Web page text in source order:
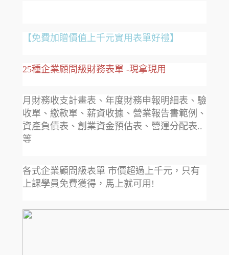
【免費加贈價值上千元實用表單好禮】
25種企業顧問級財務表單 -現拿現用
月財務收支計畫表、年度財務申報明細表、驗
收單、繳款單、薪資收據、營業報告書範例、
資產負債表、創業資金預估表、營運分配表..
等
各式企業顧問級表單 市價超過上千元，只有
上課學員免費獲得，馬上就可用!